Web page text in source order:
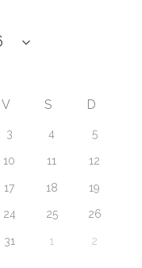
V S D
3 4 5
10 11 12
17 18 19
24 25 26
31 1 2